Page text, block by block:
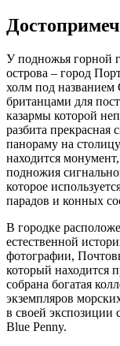
У подножья горной
острова – город
холм под названием
британцами для
казармы которой
разбита
панораму на
находится
подножия
которое
парадов и конных
В городке
естественной
фотографии,
который находится
собрана богатая
экземпляров
в своей
Blue Penny.